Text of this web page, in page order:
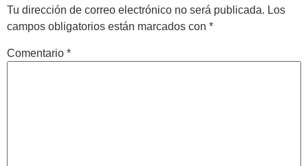
Tu dirección de correo electrónico no será publicada. Los
campos obligatorios están marcados con *
Comentario *